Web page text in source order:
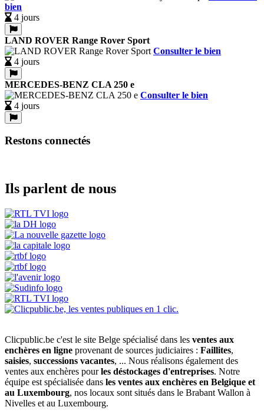
bien
4 jours
LAND ROVER Range Rover Sport
Consulter le bien
4 jours
MERCEDES-BENZ CLA 250 e
Consulter le bien
4 jours
Restons connectés
Ils parlent de nous
Clicpublic.be c'est le site Belge spécialisé dans les ventes aux
enchères en ligne provenant de sources judiciaires : Faillites,
saisies, successions vacantes, ... Nous réalisons également des
ventes aux enchères pourles déstockages d'entreprises. Notre
équipe est spécialisée dans les ventes aux enchères en Belgique et
au Luxembourg, nos locaux sont situés dans le Brabant Wallon à
Nivelles et au Luxembourg.